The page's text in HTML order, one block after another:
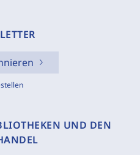
UND DEN